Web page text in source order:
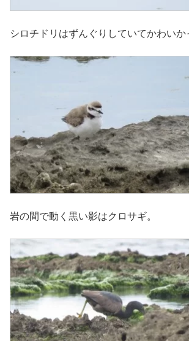
シロチドリはずんぐりしていてかわいか
岩の間で動く黒い影はクロサギ。